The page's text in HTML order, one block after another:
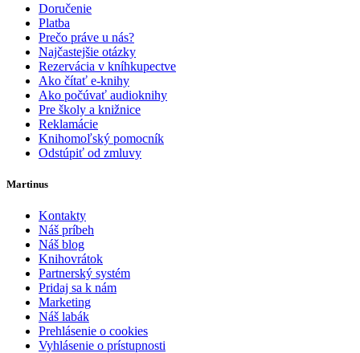
Doručenie
Platba
Prečo práve u nás?
Najčastejšie otázky
Rezervácia v kníhkupectve
Ako čítať e-knihy
Ako počúvať audioknihy
Pre školy a knižnice
Reklamácie
Knihomoľský pomocník
Odstúpiť od zmluvy
Martinus
Kontakty
Náš príbeh
Náš blog
Knihovrátok
Partnerský systém
Pridaj sa k nám
Marketing
Náš labák
Prehlásenie o cookies
Vyhlásenie o prístupnosti